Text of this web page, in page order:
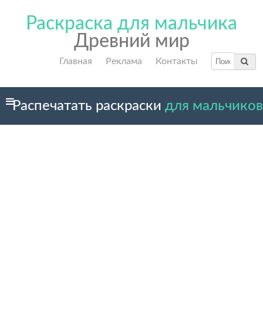
Раскраска для мальчика
Древний мир
Главная Реклама Контакты
Распечатать раскраски для мальчиков